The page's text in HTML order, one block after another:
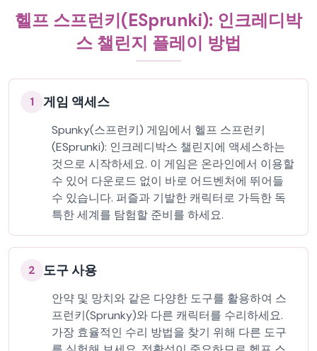
헬프 스프런키(ESprunki): 인크레디박
스 챌린지 플레이 방법
1 게임 액세스
Spunky(스프런키) 게임에서 헬프 스프런키
(ESprunki): 인크레디박스 챌린지에 액세스하는
것으로 시작하세요. 이 게임은 온라인에서 이용할
수 있어 다운로드 없이 바로 어드벤처에 뛰어들
수 있습니다. 퍼즐과 기발한 캐릭터로 가득한 독
특한 세계를 탐험할 준비를 하세요.
2 도구 사용
안약 및 망치와 같은 다양한 도구를 활용하여 스
프런키(Sprunky)와 다른 캐릭터를 수리하세요.
가장 효율적인 수리 방법을 찾기 위해 다른 도구